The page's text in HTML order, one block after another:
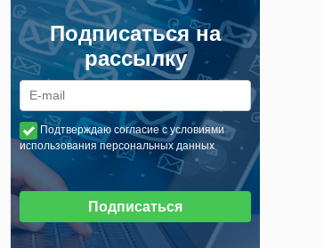
Подписаться на
рассылку
Подтверждаю согласие с условиями
использования персональных данных
Подписаться